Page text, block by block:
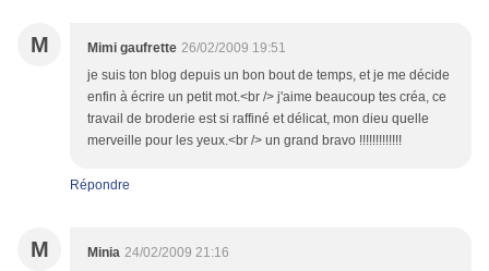
M Mimi gaufrette 26/02/2009 19:51
je suis ton blog depuis un bon bout de temps, et je me décide
enfin à écrire un petit mot.<br /> j'aime beaucoup tes créa, ce
travail de broderie est si raffiné et délicat, mon dieu quelle
merveille pour les yeux.<br /> un grand bravo !!!!!!!!!!!!!
Répondre
M Minia 24/02/2009 21:16